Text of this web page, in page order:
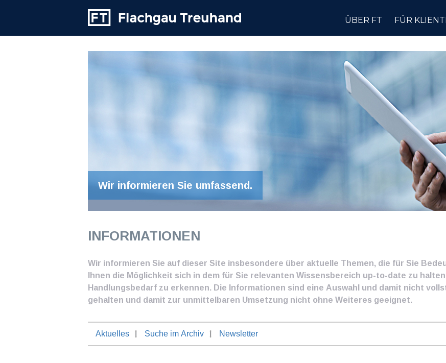
ÜBER FT FÜR
Wir informieren Sie umfassend.
INFORMATIONEN
Wir informieren Sie auf dieser Site insbesondere über aktuelle Themen, die für Sie
Ihnen die Möglichkeit sich in dem für Sie relevanten Wissensbereich up-to-date zu
Handlungsbedarf zu erkennen. Die Informationen sind eine Auswahl und damit nicht
gehalten und damit zur unmittelbaren Umsetzung nicht ohne Weiteres geeignet.
Aktuelles Suche im Archiv Newsletter